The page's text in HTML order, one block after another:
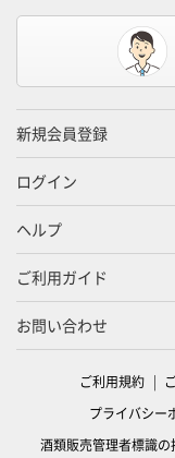
新規会員登録
ログイン
ヘルプ
ご利用ガイド
お問い合わせ
ご利用規約
プライバシー
酒類販売管理者標識の